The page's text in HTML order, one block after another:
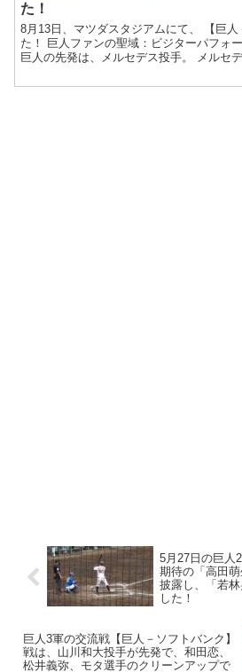
た！
8月13日、マツダスタジアムにて、 【巨
た！ 巨人ファンの聖域：ビジターパフォ
巨人の先発は、メルセデス投手。 メルセ
5月27日の巨人
期待の「高田
披露し、「若
した！
巨人3軍の交流戦【巨人－ソフトバンク】
戦は、山川和大投手が先発で、和田恋、
松井義弥、モタ選手のクリーンアップで